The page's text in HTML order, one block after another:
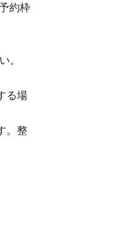
約枠
。
る場
。整